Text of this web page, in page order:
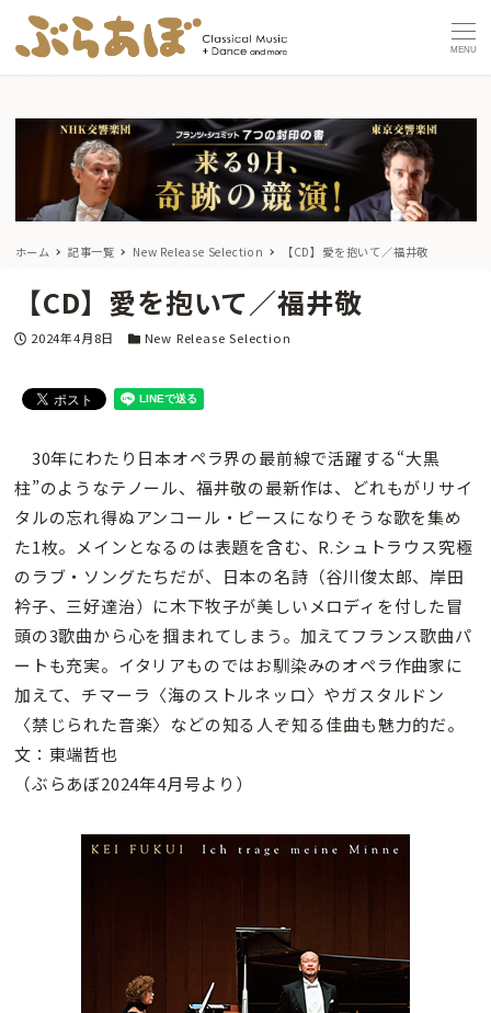
MENU
ホーム 記事一覧 New Release Selection 【CD】愛を抱いて／福井敬
【CD】愛を抱いて／福井敬
投稿日
2024年4月8日 カテゴリー
New Release Selection
30年にわたり日本オペラ界の最前線で活躍する“大黒
柱”のようなテノール、福井敬の最新作は、どれもがリサイ
タルの忘れ得ぬアンコール・ピースになりそうな歌を集め
た1枚。メインとなるのは表題を含む、R.シュトラウス究極
のラブ・ソングたちだが、日本の名詩（谷川俊太郎、岸田
衿子、三好達治）に木下牧子が美しいメロディを付した冒
頭の3歌曲から心を掴まれてしまう。加えてフランス歌曲パ
ートも充実。イタリアものではお馴染みのオペラ作曲家に
加えて、チマーラ〈海のストルネッロ〉やガスタルドン
〈禁じられた音楽〉などの知る人ぞ知る佳曲も魅力的だ。
文：東端哲也
（ぶらあぼ2024年4月号より）